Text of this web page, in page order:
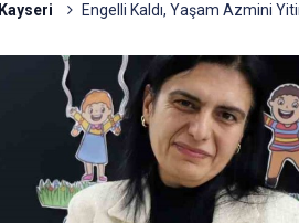
Kayseri Engelli Kaldı, Yaşam Azmini